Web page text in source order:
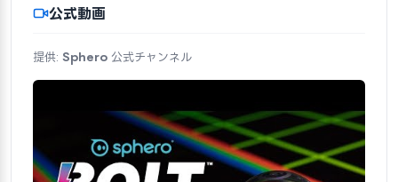
公式動画
提供: Sphero 公式チャンネル